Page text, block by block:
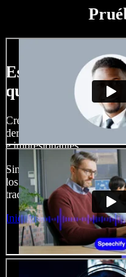
Esto es solo
que podrás
Crea voces en off, añade
derechos, clona tu voz y
e impresionantes.
Sin curva de aprendizaje y
los creadores de
tradicionales y dar vida a
Iniciar Studio